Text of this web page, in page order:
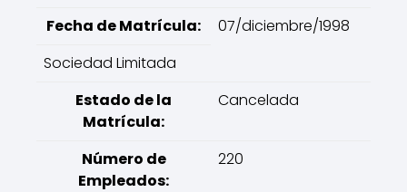
Fecha de Matrícula:
07/diciembre/1998
Sociedad Limitada
Estado de la
Matrícula:
Cancelada
Número de
Empleados:
220